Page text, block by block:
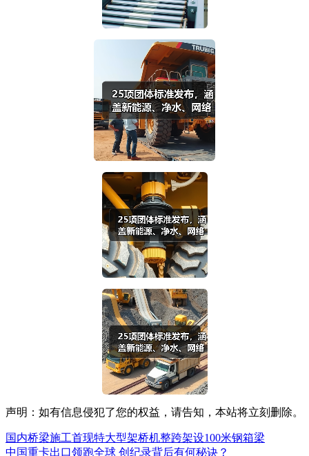
声明：如有信息侵犯了您的权益，请告知，本站将立刻删除。
国内桥梁施工首现特大型架桥机整跨架设100米钢箱梁
中国重卡出口领跑全球 创纪录背后有何秘诀？